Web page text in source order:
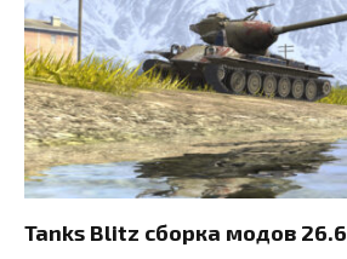
Tanks Blitz сборка модов 26.6